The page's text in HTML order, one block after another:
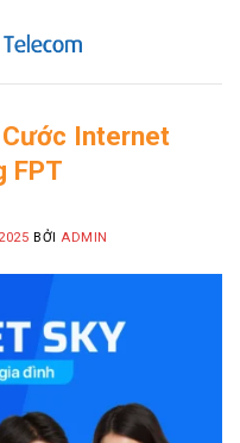
Cước Internet
FPT
BỞIADMIN